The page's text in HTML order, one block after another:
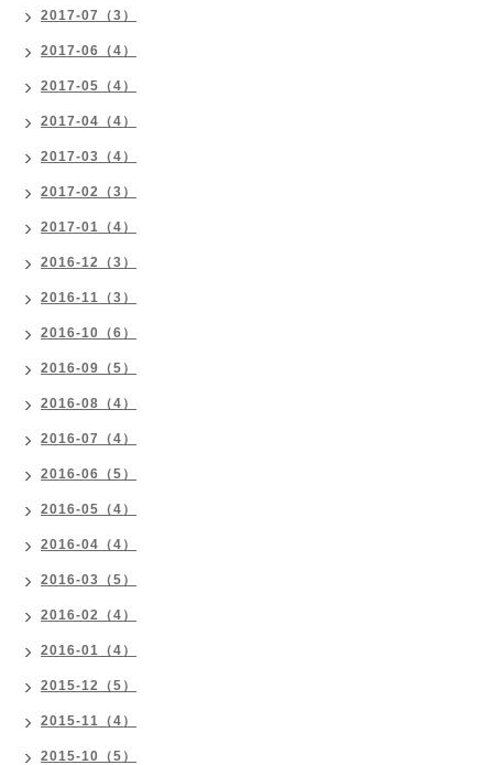
2017-07（3）
2017-06（4）
2017-05（4）
2017-04（4）
2017-03（4）
2017-02（3）
2017-01（4）
2016-12（3）
2016-11（3）
2016-10（6）
2016-09（5）
2016-08（4）
2016-07（4）
2016-06（5）
2016-05（4）
2016-04（4）
2016-03（5）
2016-02（4）
2016-01（4）
2015-12（5）
2015-11（4）
2015-10（5）